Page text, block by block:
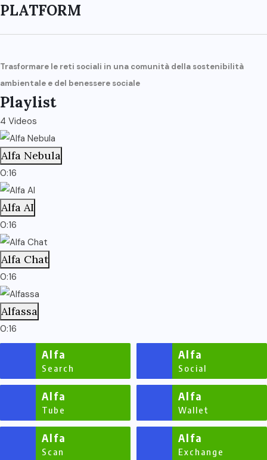
PLATFORM
Trasformare le reti sociali in una comunità della sostenibilità
ambientale e del benessere sociale
Playlist
4 Videos
Alfa Nebula
0:16
Alfa AI
0:16
Alfa Chat
0:16
Alfassa
0:16
Alfa
Search
Alfa
Social
Alfa
Tube
Alfa
Wallet
Alfa
Scan
Alfa
Exchange